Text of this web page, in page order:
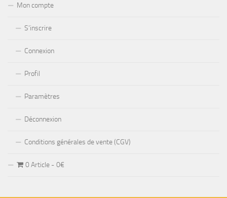
Mon compte
S’inscrire
Connexion
Profil
Paramètres
Déconnexion
Conditions générales de vente (CGV)
0 Article 0€